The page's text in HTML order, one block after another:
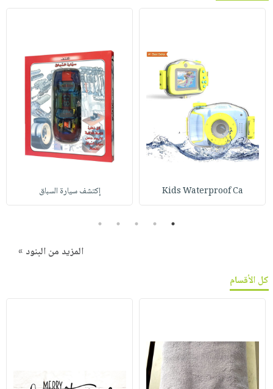
Kids Waterproof Ca إكتشف سيارة السباق
1
2
3
4
5
المزيد من البنود »
كل الأقسام